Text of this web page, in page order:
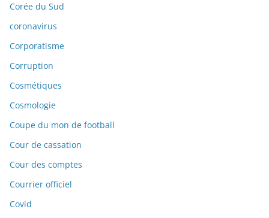
Corée du Sud
coronavirus
Corporatisme
Corruption
Cosmétiques
Cosmologie
Coupe du mon de football
Cour de cassation
Cour des comptes
Courrier officiel
Covid